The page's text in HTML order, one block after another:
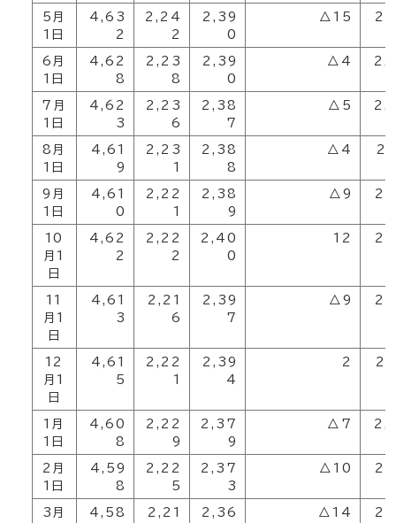
5月
1日
4,63
2
2,24
2
2,39
0
△15
6月
1日
4,62
8
2,23
8
2,39
0
△4
7月
1日
4,62
3
2,23
6
2,38
7
△5
8月
1日
4,61
9
2,23
1
2,38
8
△4
9月
1日
4,61
0
2,22
1
2,38
9
△9
10
月1
日
4,62
2
2,22
2
2,40
0
12
11
月1
日
4,61
3
2,21
6
2,39
7
△9
12
月1
日
4,61
5
2,22
1
2,39
4
2
1月
1日
4,60
8
2,22
9
2,37
9
△7
2月
1日
4,59
8
2,22
5
2,37
3
△10
3月
4,58
2,21
2,36
△14